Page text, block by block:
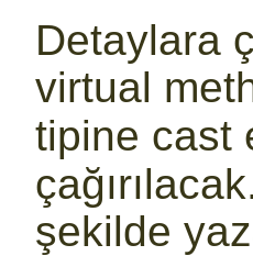
Detaylara
virtual
tipine cast
şekilde